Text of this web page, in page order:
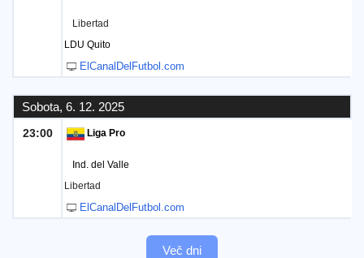
Libertad
LDU Quito
ElCanalDelFutbol.com
Sobota, 6. 12. 2025
23:00 Liga Pro
Ind. del Valle
Libertad
ElCanalDelFutbol.com
Več dni